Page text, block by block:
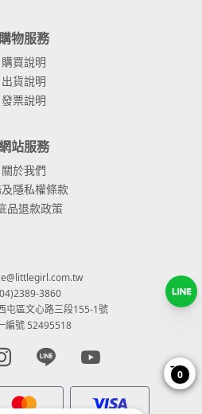
購物服務
購買說明
出貨說明
發票說明
站服務
關於我們
隱私權條款
品退款政策
3860
屯區文心路三段155-1號
編號 52495518
page
Instagram page
Line pageYoutube page
0